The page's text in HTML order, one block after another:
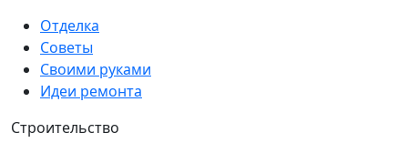
Отделка
Советы
Своими руками
Идеи ремонта
Строительство